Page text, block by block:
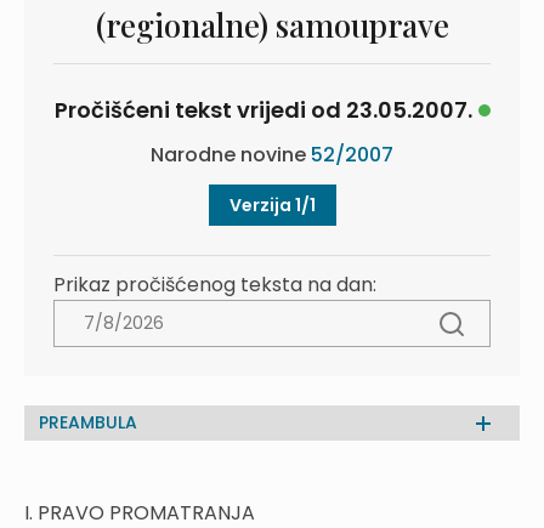
(regionalne) samouprave
Pročišćeni tekst vrijedi od 23.05.2007.
Narodne novine 52/2007
Verzija 1/1
Prikaz pročišćenog teksta na dan:
PREAMBULA
I. PRAVO PROMATRANJA